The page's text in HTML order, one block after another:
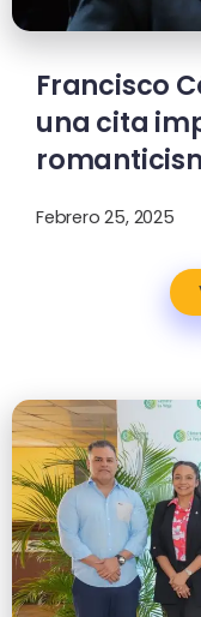
Francisco
una cita
Febrero 25, 2025